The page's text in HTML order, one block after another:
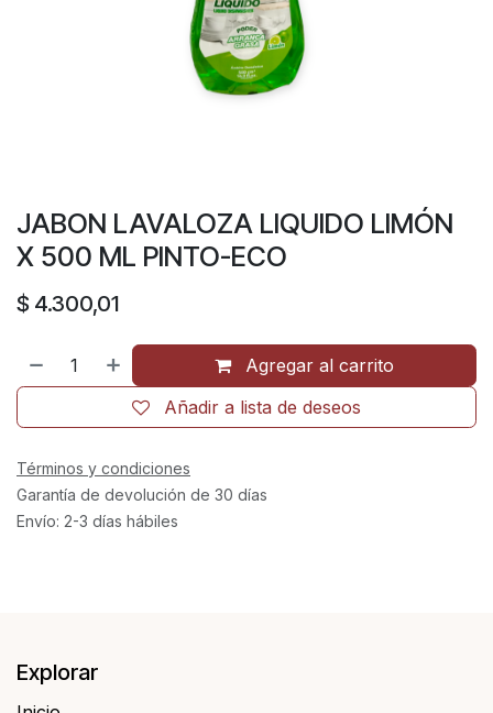
JABON LAVALOZA LIQUIDO LIMÓN
X 500 ML PINTO-ECO
$ 4.300,01
Agregar al carrito
Añadir a lista de deseos
Términos y condiciones
Garantía de devolución de 30 días
Envío: 2-3 días hábiles
Explorar